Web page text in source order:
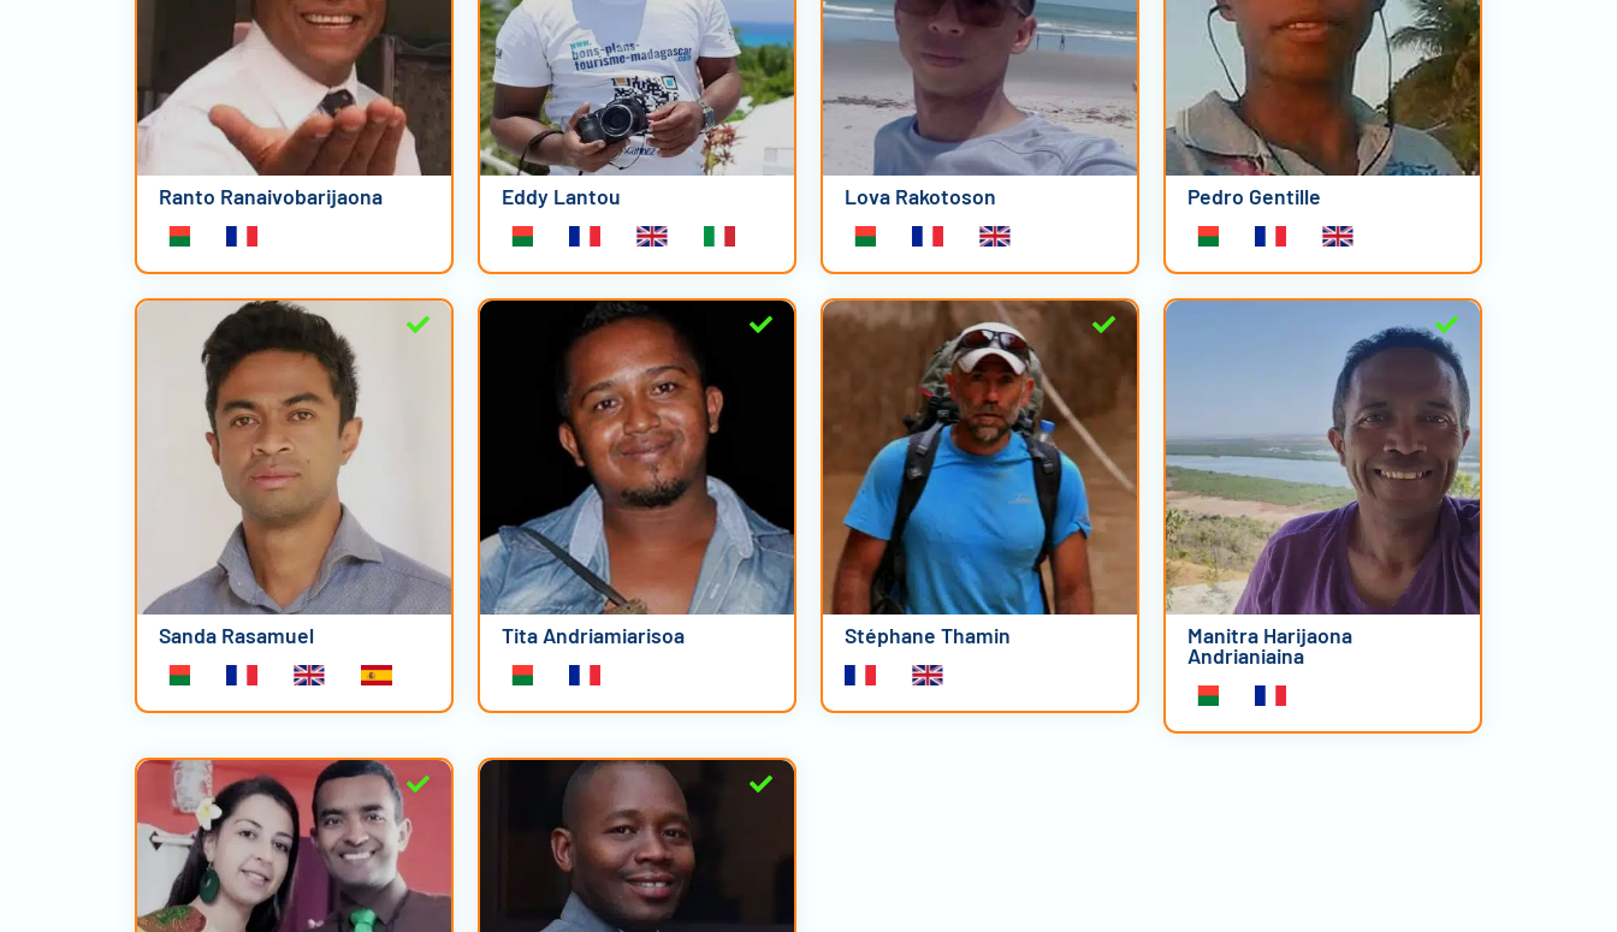
Ranto Ranaivobarijaona Eddy Lantou Lova Rakotoson Pedro Gentille
Sanda Rasamuel Tita Andriamiarisoa Stéphane Thamin Manitra Harijaona
Andrianiaina